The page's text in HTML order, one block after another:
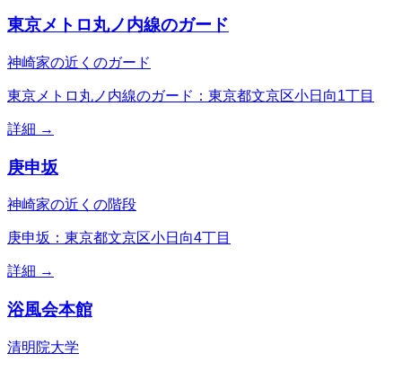
東京メトロ丸ノ内線のガード
神崎家の近くのガード
東京メトロ丸ノ内線のガード：東京都文京区小日向1丁目
詳細 →
庚申坂
神崎家の近くの階段
庚申坂：東京都文京区小日向4丁目
詳細 →
浴風会本館
清明院大学